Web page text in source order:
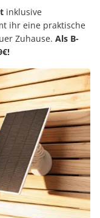
inklusive
ihr eine praktische
Zuhause. Als B-